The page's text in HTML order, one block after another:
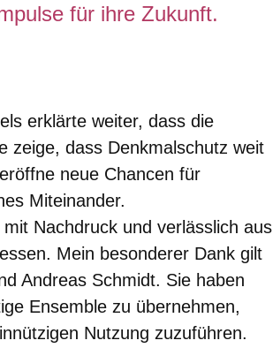
für ihre Zukunft.
erklärte weiter, dass die
zeige, dass Denkmalschutz weit
neue Chancen für
Miteinander.
Nachdruck und verlässlich aus
Mein besonderer Dank gilt
Andreas Schmidt. Sie haben
Ensemble zu übernehmen,
Nutzung zuzuführen.